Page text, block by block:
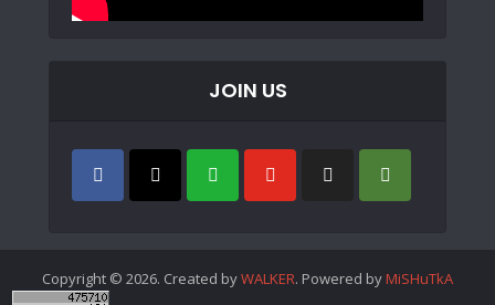
JOIN US
Copyright © 2026. Created byWALKER. Powered byMiSHuTkA